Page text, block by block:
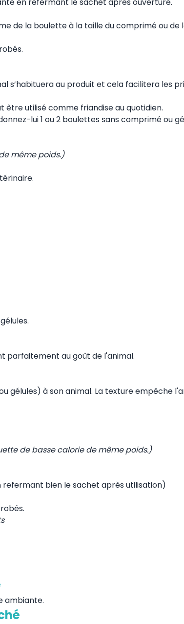
de la boulette à la taille du comprimé ou de
s’habituera au produit et cela facilitera les
être utilisé comme friandise au quotidien.
lui 1 ou 2 boulettes sans comprimé ou
même poids.)
parfaitement au goût de l'animal.
gélules) à son animal. La texture empêche
de basse calorie de même poids.)
refermant bien le sachet après utilisation)
ambiante.